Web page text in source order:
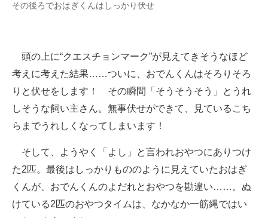
その後ろでおはぎくんはしっかり伏せ
頭の上に“クエスチョンマーク”が見えてきそうなほど
考えに考えた結果……ついに、おでんくんはそろりそろ
りと伏せをします！ その瞬間「そうそうそう」とうれ
しそうな飼い主さん。無事伏せができて、見ているこち
らまでうれしくなってしまいます！
そして、ようやく「よし」と言われおやつにありつけ
た2匹。最後はしっかりもののように見えていたおはぎ
くんが、おでんくんのよだれとおやつを勘違い……。ぬ
けている2匹のおやつタイムは、なかなか一筋縄ではい